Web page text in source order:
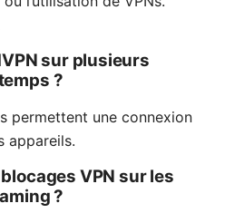
sur plusieurs
?
permettent une connexion
appareils.
VPN sur les
?